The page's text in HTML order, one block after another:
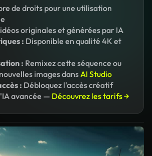
de droits pour une utilisation
originales et générées par IA
: Disponible en qualité 4K et
: Remixez cette séquence ou
images dansAI Studio
: Débloquez l'accès créatif
avancée — Découvrez les tarifs →